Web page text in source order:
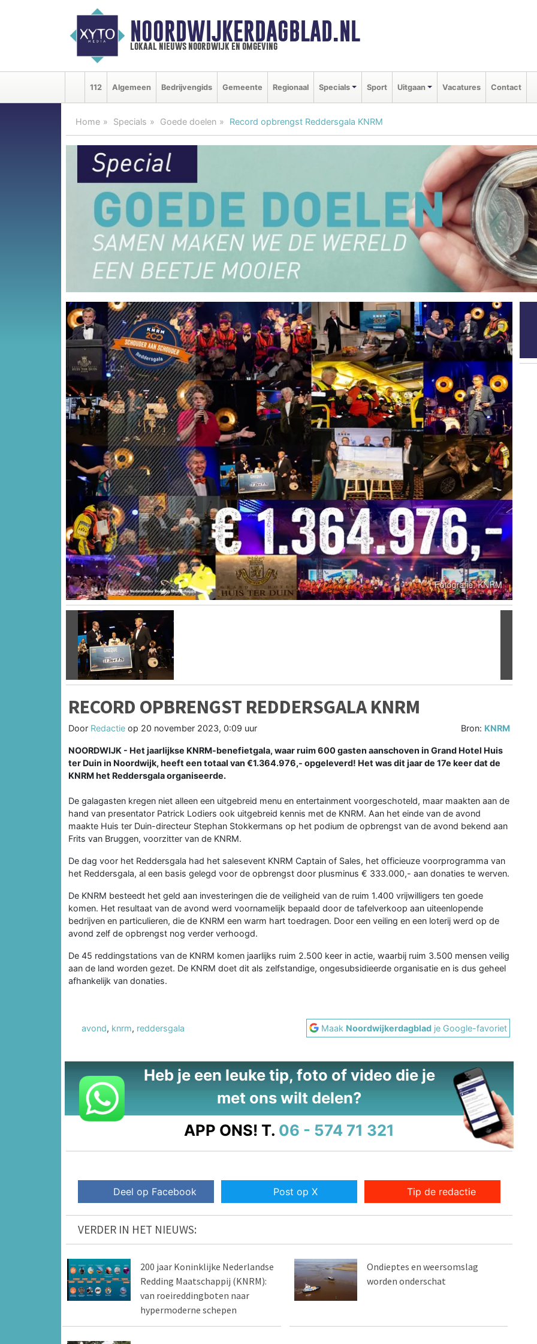
NOORDWIJKERDAGBLAD.NL
lokaal nieuws noordwijk en omgeving
112 Algemeen Bedrijvengids Gemeente Regionaal Specials Sport Uitgaan Vacatures Contact
Home Specials Goede doelen Record opbrengst Reddersgala KNRM
Vorige
RECORD OPBRENGST REDDERSGALA KNRM
Door Redactie op 20 november 2023, 0:09 uur Bron: KNRM
NOORDWIJK - Het jaarlijkse KNRM-benefietgala, waar ruim 600 gasten aanschoven in Grand Hotel Huis
ter Duin in Noordwijk, heeft een totaal van €1.364.976,- ​​opgeleverd! Het was dit jaar de 17e keer dat de
KNRM het Reddersgala organiseerde.
De galagasten kregen niet alleen een uitgebreid menu en entertainment voorgeschoteld, maar maakten aan de
hand van presentator Patrick Lodiers ook uitgebreid kennis met de KNRM. Aan het einde van de avond
maakte Huis ter Duin-directeur Stephan Stokkermans op het podium de opbrengst van de avond bekend aan
Frits van Bruggen, voorzitter van de KNRM.
De dag voor het Reddersgala had het salesevent KNRM Captain of Sales, het officieuze voorprogramma van
het Reddersgala, al een basis gelegd voor de opbrengst door plusminus € 333.000,- aan donaties te werven.
De KNRM besteedt het geld aan investeringen die de veiligheid van de ruim 1.400 vrijwilligers ten goede
komen. Het resultaat van de avond werd voornamelijk bepaald door de tafelverkoop aan uiteenlopende
bedrijven en particulieren, die de KNRM een warm hart toedragen. Door een veiling en een loterij werd op de
avond zelf de opbrengst nog verder verhoogd.
De 45 reddingstations van de KNRM komen jaarlijks ruim 2.500 keer in actie, waarbij ruim 3.500 mensen veilig
aan de land worden gezet. De KNRM doet dit als zelfstandige, ongesubsidieerde organisatie en is dus geheel
afhankelijk van donaties.
avond, knrm, reddersgala Maak Noordwijkerdagblad je Google-favoriet
Heb je een leuke tip, foto of video die je
met ons wilt delen?
APP ONS! T. 06 - 574 71 321
Deel op Facebook Post op X Tip de redactie
VERDER IN HET NIEUWS:
200 jaar Koninklijke Nederlandse
Redding Maatschappij (KNRM):
van roeireddingboten naar
hypermoderne schepen
Ondieptes en weersomslag
worden onderschat